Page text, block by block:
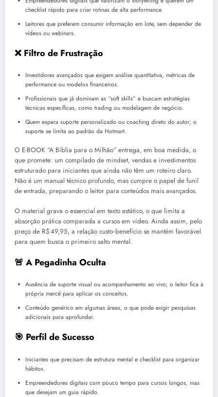
checklist rápido para criar rotinas de alta performance.
Leitores que preferem consumir informação em lote, sem depender de
vídeos ou webinars.
❌ Filtro de Frustração
Investidores avançados que exigem análise quantitativa, métricas de
performance ou modelos financeiros.
Profissionais que já dominam as “soft skills” e buscam estratégias
técnicas específicas, como trading ou modelagem de negócio.
Quem espera suporte personalizado ou coaching direto do autor; o
suporte se limita ao padrão da Hotmart.
O E-BOOK “A Bíblia para o Milhão” entrega, em boa medida, o
que promete: um compilado de mindset, vendas e investimentos
estruturado para iniciantes que ainda não têm um roteiro claro.
Não é um manual técnico profundo, mas cumpre o papel de funil
de entrada, preparando o leitor para conteúdos mais avançados.
O material grava o essencial em texto estático, o que limita a
absorção prática comparada a cursos em vídeo. Ainda assim, pelo
preço de R$ 49,95, a relação custo‑benefício se mantém favorável
para quem busca o primeiro salto mental.
🚨 A Pegadinha Oculta
Ausência de suporte visual ou acompanhamento ao vivo; o leitor fica à
própria mercê para aplicar os conceitos.
Conteúdo genérico em algumas áreas, o que pode exigir pesquisas
adicionais para aprofundar.
🎯 Perfil de Sucesso
Iniciantes que precisam de estrutura mental e checklist para organizar
hábitos.
Empreendedores digitais com pouco tempo para cursos longos, mas
que desejam um guia rápido.